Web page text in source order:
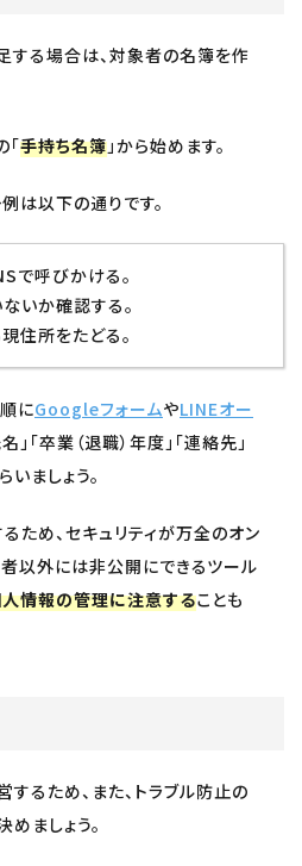
する場合は、対象者の名簿を作
手持ち名簿」から始めます。
は以下の通りです。
で呼びかける。
いか確認する。
住所をたどる。
にGoogleフォームやLINEオー
」「卒業（退職）年度」「連絡先」
いましょう。
ため、セキュリティが万全のオン
者以外には非公開にできるツール
情報の管理に注意することも
るため、また、トラブル防止の
めましょう。